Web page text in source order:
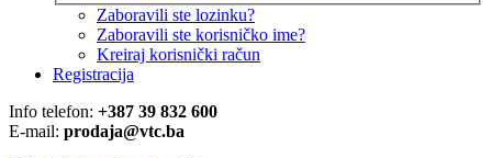
Zaboravili ste lozinku?
Zaboravili ste korisničko ime?
Kreiraj korisnički račun
Registracija
Info telefon: +387 39 832 600
E-mail: prodaja@vtc.ba